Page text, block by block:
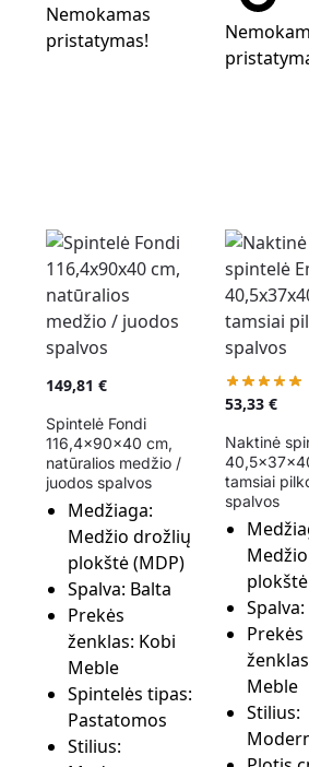
Nemokamas
pristatymas!
149,81 €
Spintelė Fondi
116,4x90x40 cm,
natūralios medžio /
juodos spalvos
Medžiaga:
Medžio drožlių
plokštė (MDP)
Spalva: Balta
Prekės
ženklas: Kobi
Meble
Spintelės tipas:
Pastatomos
Stilius:
53,33€
Naktinė
tamsiai
spalvos
Spalva:
Prekės
Meble
Stilius: